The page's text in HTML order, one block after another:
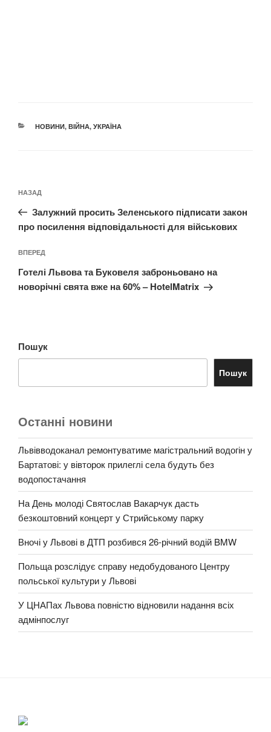
КАТЕГОРІЇ
НОВИНИ, ВІЙНА, УКРАЇНА
записів
Попередній
запис:
НАЗАД
Залужний просить Зеленського підписати закон
про посилення відповідальності для військових
Наступний
запис
ВПЕРЕД
Готелі Львова та Буковеля заброньовано на
новорічні свята вже на 60% – HotelMatrix
Пошук
Пошук
Останні новини
Львівводоканал ремонтуватиме магістральний водогін у
Бартатові: у вівторок прилеглі села будуть без
водопостачання
На День молоді Святослав Вакарчук дасть
безкоштовний концерт у Стрийському парку
Вночі у Львові в ДТП розбився 26-річний водій BMW
Польща розслідує справу недобудованого Центру
польської культури у Львові
У ЦНАПах Львова повністю відновили надання всіх
адмінпослуг